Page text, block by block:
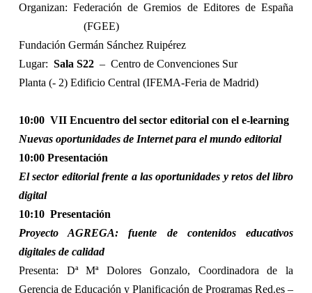
Organizan: Federación de Gremios de Editores de España
(FGEE)
Fundación Germán Sánchez Ruipérez
Lugar: Sala S22 – Centro de Convenciones Sur
Planta (- 2) Edificio Central (IFEMA-Feria de Madrid)
10:00 VII Encuentro del sector editorial con el e-learning
Nuevas oportunidades de Internet para el mundo editorial
10:00 Presentación
El sector editorial frente a las oportunidades y retos del libro
digital
10:10 Presentación
Proyecto AGREGA: fuente de contenidos educativos
digitales de calidad
Presenta: Dª Mª Dolores Gonzalo, Coordinadora de la
Gerencia de Educación y Planificación de Programas Red.es –